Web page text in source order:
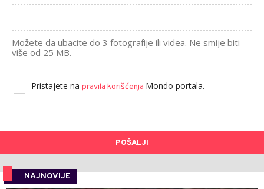
Možete da ubacite do 3 fotografije ili videa. Ne smije biti
više od 25 MB.
Pristajete na pravila korišćenja Mondo portala.
POŠALJI
NAJNOVIJE